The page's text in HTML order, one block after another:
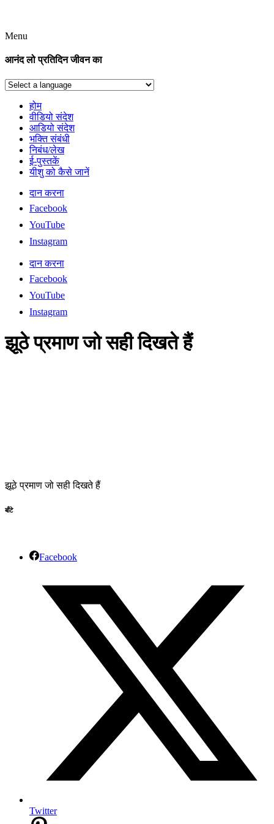
Menu
आनंद लो प्रतिदिन जीवन का
होम
वीडियो संदेश
आडियो संदेश
भक्ति संबंधी
निबंध/लेख
ई-पुस्तकें
यीशु को कैसे जानें
दान करना
Facebook
YouTube
Instagram
दान करना
Facebook
YouTube
Instagram
झूठे प्रमाण जो सही दिखते हैं
झूठे प्रमाण जो सही दिखते हैं
बाँटे
Facebook
Twitter